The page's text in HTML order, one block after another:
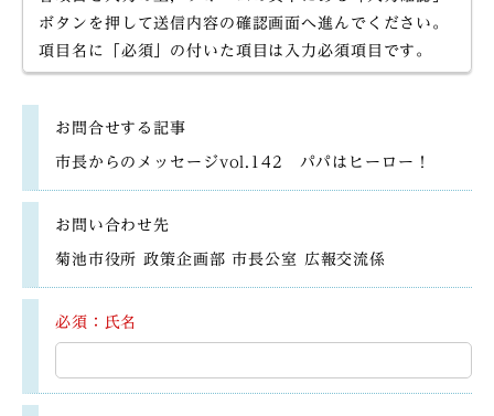
ボタンを押して送信内容の確認画面へ進んでください。
項目名に「必須」の付いた項目は入力必須項目です。
お問合せする記事
市長からのメッセージvol.142 パパはヒーロー！
お問い合わせ先
菊池市役所 政策企画部 市長公室 広報交流係
必須：氏名